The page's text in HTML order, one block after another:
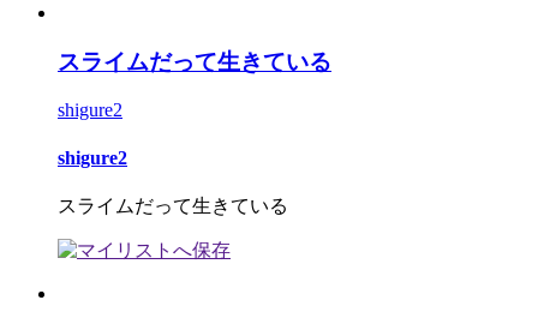
スライムだって生きている
shigure2
shigure2
スライムだって生きている